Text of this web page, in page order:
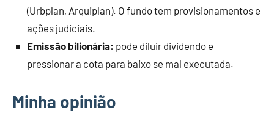
(Urbplan, Arquiplan). O fundo tem provisionamentos e
ações judiciais.
Emissão bilionária: pode diluir dividendo e
pressionar a cota para baixo se mal executada.
Minha opinião